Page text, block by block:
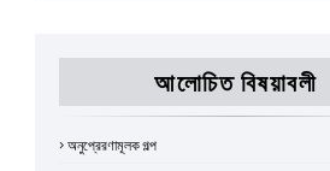
আলোচিত বিষয়াবলী
অনুপ্রেরণামূলক গল্প